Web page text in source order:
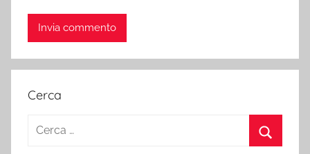
Cerca
Ricerca